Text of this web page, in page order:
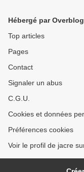
Hébergé par Overblog
Top articles
Pages
Contact
Signaler un abus
C.G.U.
Cookies et données
Préférences cookies
Voir le profil de jacre